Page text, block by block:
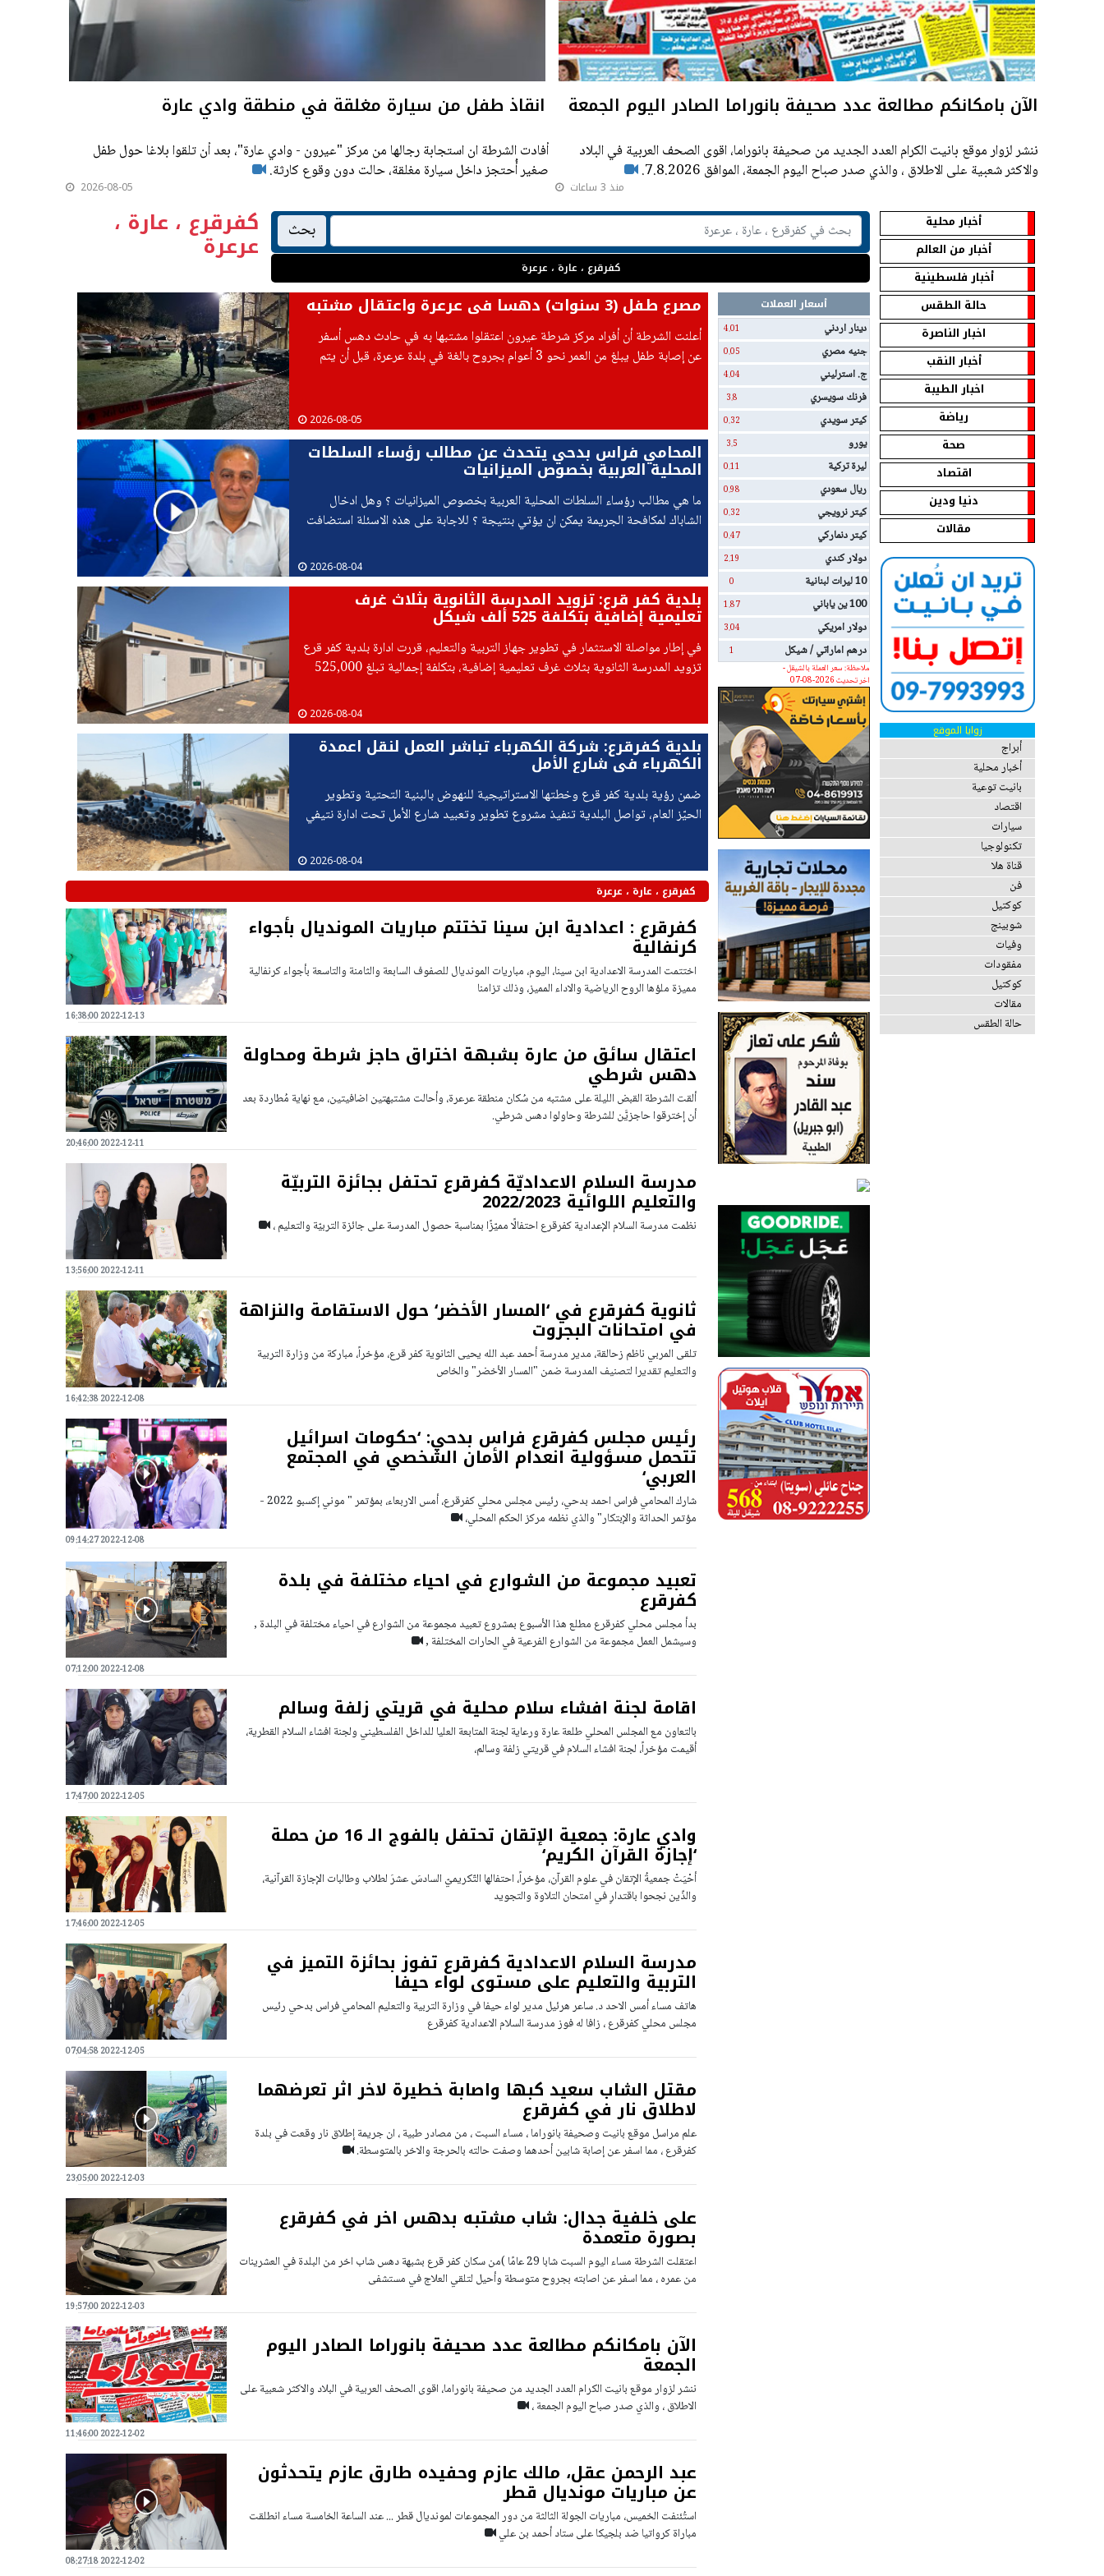
الآن بامكانكم مطالعة عدد صحيفة بانوراما الصادر اليوم الجمعة
ننشر لزوار موقع بانيت الكرام العدد الجديد من صحيفة بانوراما، اقوى الصحف العربية في البلاد
والاكثر شعبية على الاطلاق ، والذي صدر صباح اليوم الجمعة، الموافق 7.8.2026.
منذ 3 ساعات
انقاذ طفل من سيارة مغلقة في منطقة وادي عارة
أفادت الشرطة ان استجابة رجالها من مركز "عيرون - وادي عارة"، بعد أن تلقوا بلاغا حول طفل
صغير أُحتجز داخل سيارة مغلقة، حالت دون وقوع كارثة.
2026-08-05
أخبار محلية
أخبار من العالم
أخبار فلسطينية
حالة الطقس
اخبار الناصرة
أخبار النقب
اخبار الطيبة
رياضة
صحة
اقتصاد
دنيا ودين
مقالات
زوايا الموقع
أبراج
أخبار محلية
بانيت توعية
اقتصاد
سيارات
تكنولوجيا
قناة هلا
فن
كوكتيل
شوبينج
وفيات
مفقودات
كوكتيل
مقالات
حالة الطقس
بحث
كفرقرع ، عارة ، عرعرة
كفرقرع ، عارة ،
عرعرة
أسعار العملات
دينار اردني
4.01
جنيه مصري 0.05
ج. استرليني 4.04
فرنك سويسري 3.8
كيتر سويدي 0.32
يورو 3.5
ليرة تركية 0.11
ريال سعودي 0.98
كيتر نرويجي 0.32
كيتر دنماركي 0.47
دولار كندي 2.19
10 ليرات لبنانية 0
100 ين ياباني 1.87
دولار امريكي 3.04
درهم اماراتي / شيكل
1
ملاحظة: سعر العملة بالشيقل -
اخر تحديث 2026-08-07
مصرع طفل (3 سنوات) دهسا في عرعرة واعتقال مشتبه
أعلنت الشرطة أن أفراد مركز شرطة عيرون اعتقلوا مشتبها به في حادث دهس أسفر
عن إصابة طفل يبلغ من العمر نحو 3 أعوام بجروح بالغة في بلدة عرعرة، قبل أن يتم
2026-08-05
المحامي فراس بدحي يتحدث عن مطالب رؤساء السلطات
المحلية العربية بخصوص الميزانيات
ما هي مطالب رؤساء السلطات المحلية العربية بخصوص الميزانيات ؟ وهل ادخال
الشاباك لمكافحة الجريمة يمكن ان يؤتي بنتيجة ؟ للاجابة على هذه الاسئلة استضافت
2026-08-04
بلدية كفر قرع: تزويد المدرسة الثانوية بثلاث غرف
تعليمية إضافية بتكلفة 525 ألف شيكل
في إطار مواصلة الاستثمار في تطوير جهاز التربية والتعليم، قررت ادارة بلدية كفر قرع
تزويد المدرسة الثانوية بثلاث غرف تعليمية إضافية، بتكلفة إجمالية تبلغ 525,000
2026-08-04
بلدية كفرقرع: شركة الكهرباء تباشر العمل لنقل اعمدة
الكهرباء في شارع الأمل
ضمن رؤية بلدية كفر قرع وخطتها الاستراتيجية للنهوض بالبنية التحتية وتطوير
الحيّز العام، تواصل البلدية تنفيذ مشروع تطوير وتعبيد شارع الأمل تحت ادارة نتيفي
2026-08-04
كفرقرع ، عارة ، عرعرة
كفرقرع : اعدادية ابن سينا تختتم مباريات المونديال بأجواء
كرنفالية
اختتمت المدرسة الاعدادية ابن سينا، اليوم، مباريات المونديال للصفوف السابعة والثامنة والتاسعة بأجواء كرنفالية
مميزة ملؤها الروح الرياضية والاداء المميز، وذلك تزامنا
2022-12-13 16:38:00
اعتقال سائق من عارة بشبهة اختراق حاجز شرطة ومحاولة
دهس شرطي
ألقت الشرطة القبض الليلة على مشتبه من سُكان منطقة عرعرة، وأحالت مشتبهتين اضافيتين، مع نهاية مُطاردة بعد
أن إخترقوا حاجزيَّن للشرطة وحاولوا دهس شرطي.
2022-12-11 20:46:00
مدرسة السلام الاعداديّة كفرقرع تحتفل بجائزة التربيّة
والتعليم اللوائية 2022/2023
نظمت مدرسة السلام الإعدادية كفرقرع احتفالًا مميّزًا بمناسبة حصول المدرسة على جائزة التربيّة والتعليم ،
2022-12-11 13:56:00
ثانوية كفرقرع في ‘المسار الأخضر‘ حول الاستقامة والنزاهة
في امتحانات البجروت
تلقى المربي ناظم زحالقة، مدير مدرسة أحمد عبد الله يحيى الثانوية كفر قرع، مؤخراً، مباركة من وزارة التربية
والتعليم تقديرا لتصنيف المدرسة ضمن "المسار الأخضر" والخاص
2022-12-08 16:42:38
رئيس مجلس كفرقرع فراس بدحي: ‘حكومات اسرائيل
تتحمل مسؤولية انعدام الأمان الشخصي في المجتمع
العربي‘
شارك المحامي فراس احمد بدحي، رئيس مجلس محلي كفرقرع، أمس الاربعاء، بمؤتمر " موني إكسبو 2022 -
مؤتمر الحداثة والإبتكار" والذي نظمه مركز الحكم المحلي،
2022-12-08 09:14:27
تعبيد مجموعة من الشوارع في احياء مختلفة في بلدة
كفرقرع
بدأ مجلس محلي كفرقرع مطلع هذا الأسبوع بمشروع تعبيد مجموعة من الشوارع في احياء مختلفة في البلدة ,
وسيشمل العمل مجموعة من الشوارع الفرعية في الحارات المختلفة ,
2022-12-08 07:12:00
اقامة لجنة افشاء سلام محلية في قريتي زلفة وسالم
بالتعاون مع المجلس المحلي طلعة عارة ورعاية لجنة المتابعة العليا للداخل الفلسطيني ولجنة افشاء السلام القطرية،
أقيمت مؤخراً، لجنة افشاء السلام في قريتي زلفة وسالم،
2022-12-05 17:47:00
وادي عارة: جمعية الإتقان تحتفل بالفوج الـ 16 من حملة
‘إجازة القرآن الكريم‘
أحْيَتْ جمعيةُ الإتقان في علوم القرآن، مؤخراً، احتفالها التّكريميّ السادسَ عشرَ لطلاب وطالبات الإجازة القرآنية،
والذّين نجحوا باقتدارٍ في امتحان التلاوة والتجويد
2022-12-05 17:46:00
مدرسة السلام الاعدادية كفرقرع تفوز بحائزة التميز في
التربية والتعليم على مستوى لواء حيفا
هاتف مساء أمس الاحد د. ساعر هرئيل مدير لواء حيفا في وزارة التربية والتعليم المحامي فراس بدحي رئيس
مجلس محلي كفرقرع ، زافا له فوز مدرسة السلام الاعدادية كفرقرع
2022-12-05 07:04:58
مقتل الشاب سعيد كبها واصابة خطيرة لاخر اثر تعرضهما
لاطلاق نار في كفرقرع
علم مراسل موقع بانيت وصحيفة بانوراما ، مساء السبت ، من مصادر طبية ، ان جريمة إطلاق نار وقعت في بلدة
كفرقرع ، مما اسفر عن إصابة شابين أحدهما وصفت حالته بالحرجة والاخر بالمتوسطة.
2022-12-03 23:05:00
على خلفية جدال: شاب مشتبه بدهس اخر في كفرقرع
بصورة متعمدة
اعتقلت الشرطة مساء اليوم السبت شابا 29 عامًا )من سكان كفر قرع بشبهة دهس شاب اخر من البلدة في العشرينات
من عمره ، مما اسفر عن اصابته بجروح متوسطة وأحيل لتلقي العلاج في مستشفى
2022-12-03 19:57:00
الآن بامكانكم مطالعة عدد صحيفة بانوراما الصادر اليوم
الجمعة
ننشر لزوار موقع بانيت الكرام العدد الجديد من صحيفة بانوراما، اقوى الصحف العربية في البلاد والاكثر شعبية على
الاطلاق ، والذي صدر صباح اليوم الجمعة ،
2022-12-02 11:46:00
عبد الرحمن عقل، مالك عازم وحفيده طارق عازم يتحدثون
عن مباريات مونديال قطر
استُئنفت الخميس، مباريات الجولة الثالثة من دور المجموعات لمونديال قطر ... عند الساعة الخامسة مساء انطلقت
مباراة كرواتيا ضد بلجيكا على ستاد أحمد بن علي
2022-12-02 08:27:18